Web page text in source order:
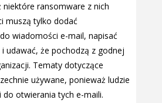
ransomware z nich
muszą tylko dodać
wiadomości e-mail, napisać
udawać, że pochodzą z godnej
Tematy dotyczące
używane, ponieważ ludzie
do otwierania tych e-maili.